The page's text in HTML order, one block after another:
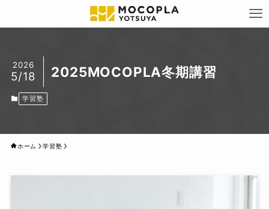
2025MOCOPLA冬期講習
2026
5/18
学習塾
ホーム 学習塾